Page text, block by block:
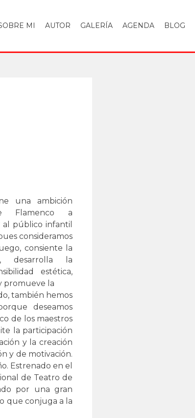
MI AUTOR GALERÍA AGENDA BLOG
una ambición
Flamenco a
público infantil
consideramos
consiente la
desarrolla la
estética,
promueve la
también hemos
deseamos
de los maestros
la participación
y la creación
y de motivación.
Estrenado en el
de Teatro de
por una gran
que conjuga a la